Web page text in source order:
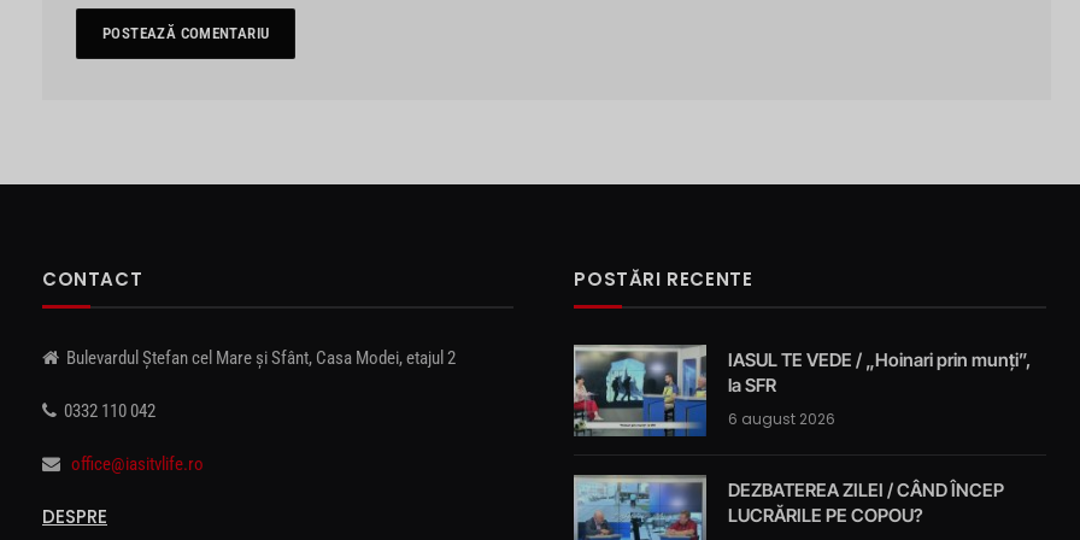
CONTACT
Bulevardul Ștefan cel Mare și Sfânt, Casa Modei, etajul 2
0332 110 042
office@iasitvlife.ro
DESPRE
POSTĂRI RECENTE
IASUL TE VEDE / „Hoinari prin munți”,
la SFR
6 august 2026
DEZBATEREA ZILEI / CÂND ÎNCEP
LUCRĂRILE PE COPOU?